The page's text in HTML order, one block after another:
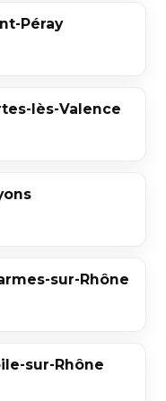
Péray
lès-Valence
sur-Rhône
sur-Rhône